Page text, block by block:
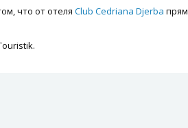
что от отеля Club Cedriana Djerba